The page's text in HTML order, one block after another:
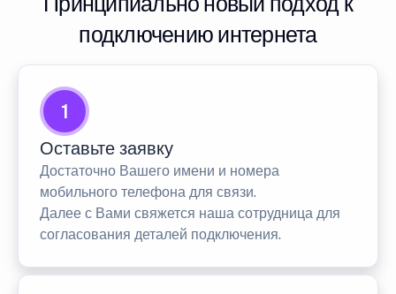
подключению интернета
1
Оставьте заявку
Достаточно Вашего имени и номера
мобильного телефона для связи.
Далее с Вами свяжется наша сотрудница для
согласования деталей подключения.